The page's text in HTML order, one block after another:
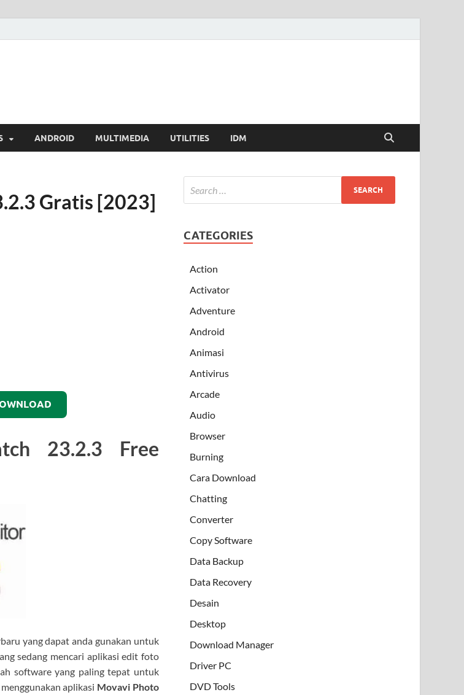
ANDROID MULTIMEDIA UTILITIES IDM
Gratis [2023]
23.2.3 Free
yang dapat anda gunakan untuk
sedang mencari aplikasi edit foto
software yang paling tepat untuk
aplikasi Movavi Photo
CATEGORIES
Action
Activator
Adventure
Android
Animasi
Antivirus
Arcade
Audio
Browser
Burning
Cara Download
Chatting
Converter
Copy Software
Data Backup
Data Recovery
Desain
Desktop
Download Manager
Driver PC
DVD Tools